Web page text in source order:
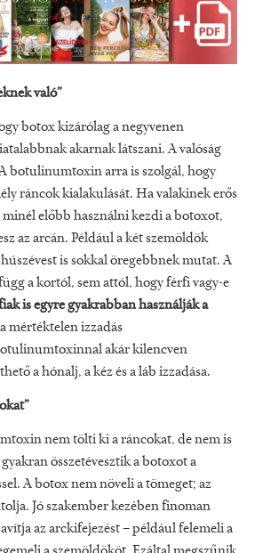
való”
botox kizárólag a negyvenen
akarnak látszani. A valóság
botulinumtoxin arra is szolgál, hogy
ráncok kialakulását. Ha valakinek erős
előbb használni kezdi a botoxot,
az arcán. Például a két szemöldök
is sokkal öregebbnek mutat. A
a kortól, sem attól, hogy férfi vagy-e
is egyre gyakrabban használják a
mértéktelen izzadás
akár kilencven
a hónalj, a kéz és a láb izzadása.
nem tölti ki a ráncokat, de nem is
összetévesztik a botoxot a
A botox nem növeli a tömeget; az
Jó szakember kezében finoman
az arckifejezést – például felemeli a